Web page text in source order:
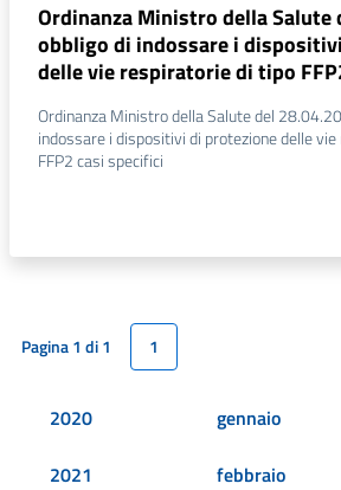
Ordinanza Ministro della Salute
obbligo di indossare i
delle vie respiratorie di tipo
Ordinanza Ministro della Salute del
indossare i dispositivi di protezione delle
FFP2 casi specifici
Pagina 1 di 1 1
2020
2021
gennaio
febbraio